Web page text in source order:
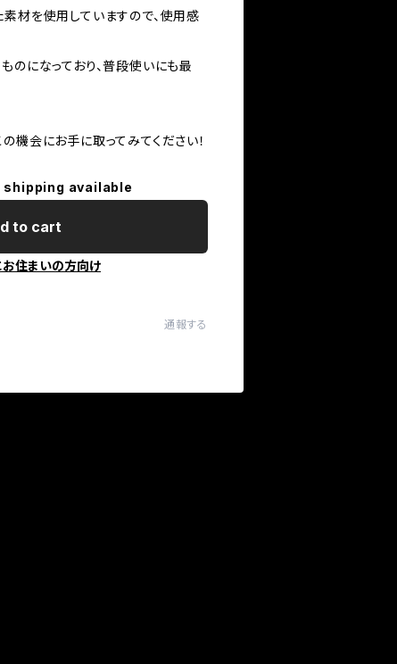
材を使用していますので、使用感
のになっており、普段使いにも最
機会にお手に取ってみてください！
available
to cart
住まいの方向け
通報する